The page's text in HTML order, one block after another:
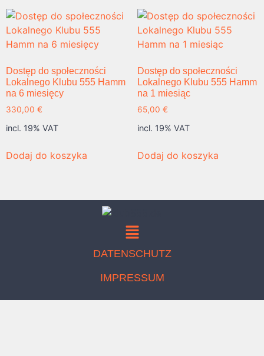
Dostęp do społeczności
Lokalnego Klubu 555 Hamm
na 6 miesięcy
330,00 €
incl. 19% VAT
Dodaj do koszyka
Dostęp do społeczności
Lokalnego Klubu 555 Hamm
na 1 miesiąc
65,00 €
incl. 19% VAT
Dodaj do koszyka
DATENSCHUTZ
IMPRESSUM